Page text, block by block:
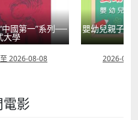
國第一”系列──
大學
2026-08-08
嬰幼兒親子閱
2026-07-
電影